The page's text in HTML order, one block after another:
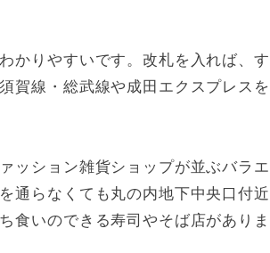
かりやすいです。改札を入れば、す
賀線・総武線や成田エクスプレスを
ッション雑貨ショップが並ぶバラエ
通らなくても丸の内地下中央口付近
食いのできる寿司やそば店がありま